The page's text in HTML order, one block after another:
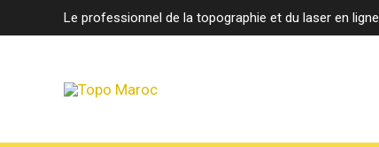
au
Le professionnel de la topographie et du laser en ligne